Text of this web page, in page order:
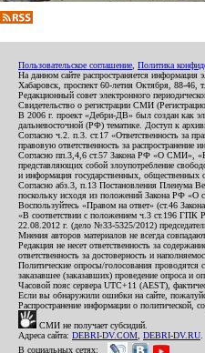
Пользовательское соглашение Политика
На данном сайте распространяется
Хабаровск, проспект 60-летия Октября, 88-46,
Редакционный совет электронного
Свидетельство о регистрации СМИ
В 2006 г. проект «Дебри-ДВ» был создан как
дальневосточной (РФ) тематике. Доступ к
Согласно ч.2. п.3. ст.17 «Ответственность за
правовую ответственность за
Согласно пп.3,4,6 ст.57 Закона РФ «О СМИ»,
представляющих собой злоупотребление
и информация государственных, общественных
Согласно абз.3, п.13 Постановления Пленума
поскольку исходя из положений Закона РФ «О
Воспользуйтесь «Правом на ответ» (ст.46
«В соответствии с положением ч.3 ст.196 ГПК
22.08.2012 г. (дело №33-5325/2012)
Мнения авторов материалов не всегда
Редакция не несет ответственность за
ответственность за достоверность и
Политические опросы/голосования
заказавшее (заказавших) проведение опроса и
Часовой пояс сервера UTC+11 (AEST),
Если вы обнаружили ошибки на сайте,
Распространение информации о
СМИ не получает субсидий.
Адреса сайта: DEBRI-DV.COM DEBRI-DV.RU
В социальных сетях: